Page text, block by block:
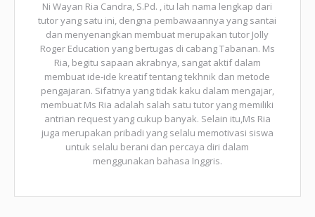
Ni Wayan Ria Candra, S.Pd. , itu lah nama lengkap dari
tutor yang satu ini, dengna pembawaannya yang santai
dan menyenangkan membuat merupakan tutor Jolly
Roger Education yang bertugas di cabang Tabanan. Ms
Ria, begitu sapaan akrabnya, sangat aktif dalam
membuat ide-ide kreatif tentang tekhnik dan metode
pengajaran. Sifatnya yang tidak kaku dalam mengajar,
membuat Ms Ria adalah salah satu tutor yang memiliki
antrian request yang cukup banyak. Selain itu,Ms Ria
juga merupakan pribadi yang selalu memotivasi siswa
untuk selalu berani dan percaya diri dalam
menggunakan bahasa Inggris.